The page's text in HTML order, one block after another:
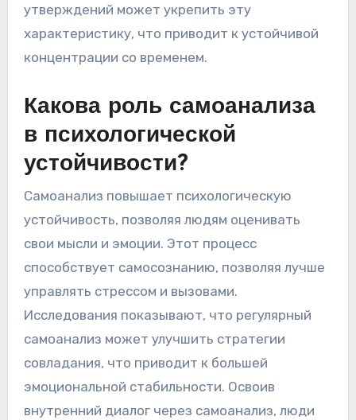
утверждений может укрепить эту
характеристику, что приводит к устойчивой
концентрации со временем.
Какова роль самоанализа
в психологической
устойчивости?
Самоанализ повышает психологическую
устойчивость, позволяя людям оценивать
свои мысли и эмоции. Этот процесс
способствует самосознанию, позволяя лучше
управлять стрессом и вызовами.
Исследования показывают, что регулярный
самоанализ может улучшить стратегии
совладания, что приводит к большей
эмоциональной стабильности. Освоив
внутренний диалог через самоанализ, люди